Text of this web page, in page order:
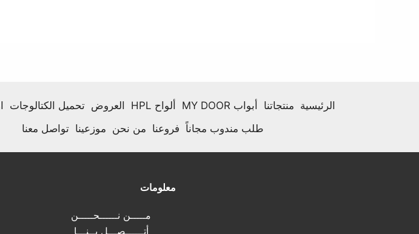
الرئيسية منتجاتنا أبواب MY DOOR ألواح HPL العروض تحميل الكتالوجات
طلب مندوب مجاناً فروعنا من نحن موزعينا تواصل معنا
معلومات
مـــــن نــــــحـــــن
أتــــــصـــل بــنـــا